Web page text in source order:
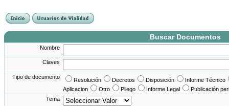
Buscar Documentos
Nombre
Claves
Tipo de documento Resolución Decretos Disposición
Informe Técnico
Aplicacion
Otro Pliego Informe Legal
Publicación
Tema